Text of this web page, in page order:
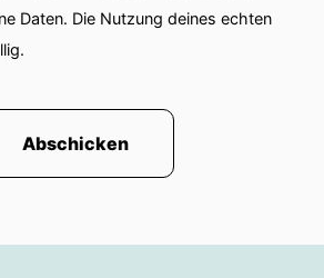
einfach sehr viel machen
vor Ort war und der war auch
mega begeistert.
Daten. Die Nutzung deines echten
Abschicken